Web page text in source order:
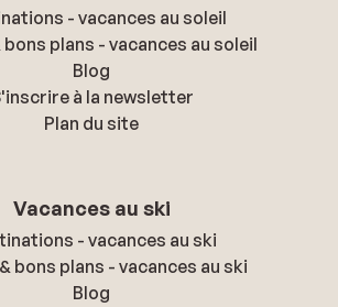
- vacances au soleil
plans - vacances au soleil
Blog
à la newsletter
Plan du site
Vacances au ski
- vacances au ski
bons plans - vacances au ski
Blog